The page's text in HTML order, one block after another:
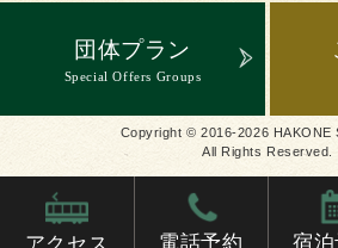
団体プラン
Special Offers Groups
Copyright © 2016-2026 HAKONE
All Rights Reserved.
電話予約 宿